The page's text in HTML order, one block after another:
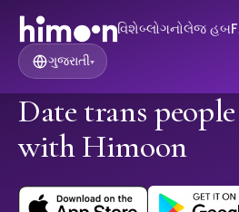
વિશેબ્લોગનોલેજ હબ
ગુજરાતી▾
Date trans
with Himoon